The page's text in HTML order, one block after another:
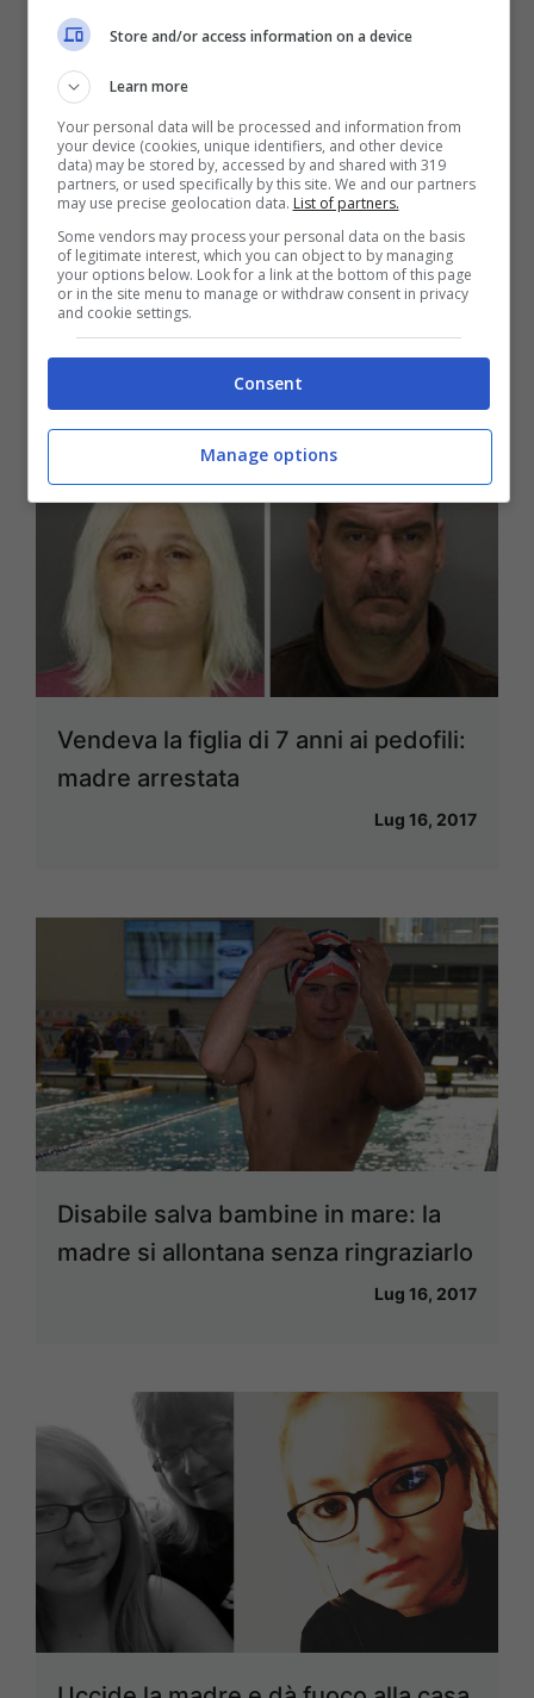
Roma, 54enne compie abusi
sessuali sulla figlia di 10 anni:
arrestato
Vendeva la figlia di 7 anni ai pedofili:
madre arrestata
Lug 16, 2017
Disabile salva bambine in mare: la
madre si allontana senza ringraziarlo
Lug 16, 2017
Store and/or access information on a device
Learn more
Your personal data will be processed and information from
your device (cookies, unique identifiers, and other device
data) may be stored by, accessed by and shared with 319
partners, or used specifically by this site. We and our partners
may use precise geolocation data. List of partners.
Some vendors may process your personal data on the basis
of legitimate interest, which you can object to by managing
your options below. Look for a link at the bottom of this page
or in the site menu to manage or withdraw consent in privacy
and cookie settings.
Consent
Manage options